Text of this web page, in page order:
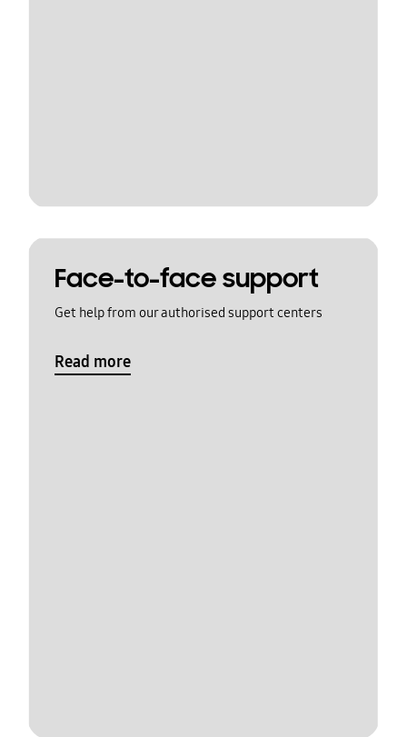
Face-to-face support
Get help from our authorised support centers
Read more